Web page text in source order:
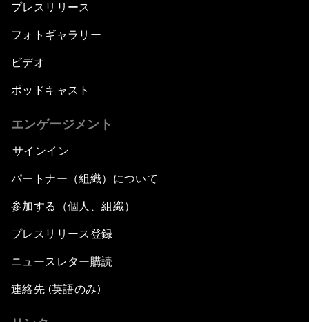
プレスリリース
フォトギャラリー
ビデオ
ポッドキャスト
エンゲージメント
サインイン
パートナー（組織）について
参加する（個人、組織）
プレスリリース登録
ニュースレター購読
連絡先 (英語のみ)